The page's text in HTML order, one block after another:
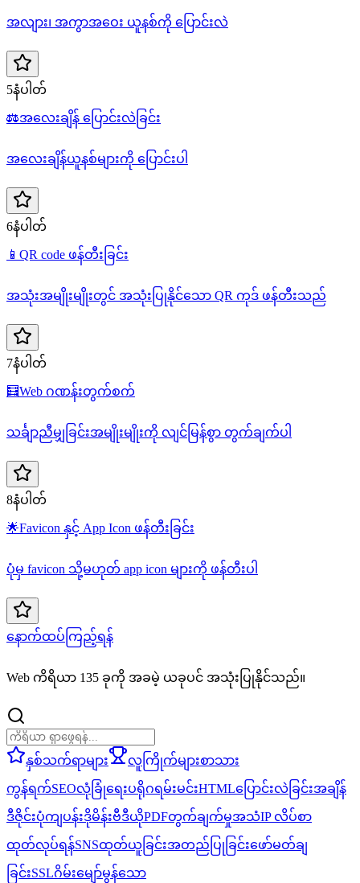
အလျား၊ အကွာအဝေး ယူနစ်ကို ပြောင်းလဲ
5နံပါတ်
⚖️အလေးချိန် ပြောင်းလဲခြင်း
အလေးချိန်ယူနစ်များကို ပြောင်းပါ
6နံပါတ်
📱 QR code ဖန်တီးခြင်း
အသုံးအမျိုးမျိုးတွင် အသုံးပြုနိုင်သော QR ကုဒ် ဖန်တီးသည်
7နံပါတ်
🧮Web ဂဏန်းတွက်စက်
သင်္ချာညီမျှခြင်းအမျိုးမျိုးကို လျင်မြန်စွာ တွက်ချက်ပါ
8နံပါတ်
🌟Favicon နှင့် App Icon ဖန်တီးခြင်း
ပုံမှ favicon သို့မဟုတ် app icon များကို ဖန်တီးပါ
နောက်ထပ်ကြည့်ရန်
Web ကိရိယာ 135 ခုကို အခမဲ့ ယခုပင် အသုံးပြုနိုင်သည်။
နှစ်သက်ရာများ လူကြိုက်များစာသား
ကွန်ရက်SEOလုံခြုံရေးပရိုဂရမ်းမင်းHTMLပြောင်းလဲခြင်းအချိန်
ဒီဇိုင်းပုံကျပန်းဒိုမိန်းဗီဒီယိုPDFတွက်ချက်မှုအသံIP လိပ်စာ
ထုတ်လုပ်ရန်SNSထုတ်ယူခြင်းအတည်ပြုခြင်းဖော်မတ်ချ
ခြင်းSSLဂိမ်းမျော်မွန်သော